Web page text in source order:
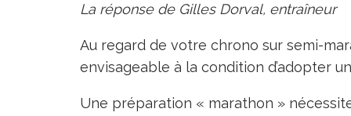
La réponse de Gilles Dorval, entraîneur
Au regard de votre chrono sur semi-
envisageable à la condition d’adopter
Une préparation « marathon »